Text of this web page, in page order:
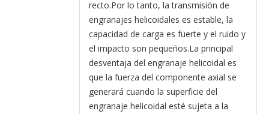
recto.Por lo tanto, la transmisión de
engranajes helicoidales es estable, la
capacidad de carga es fuerte y el ruido y
el impacto son pequeños.La principal
desventaja del engranaje helicoidal es
que la fuerza del componente axial se
generará cuando la superficie del
engranaje helicoidal esté sujeta a la